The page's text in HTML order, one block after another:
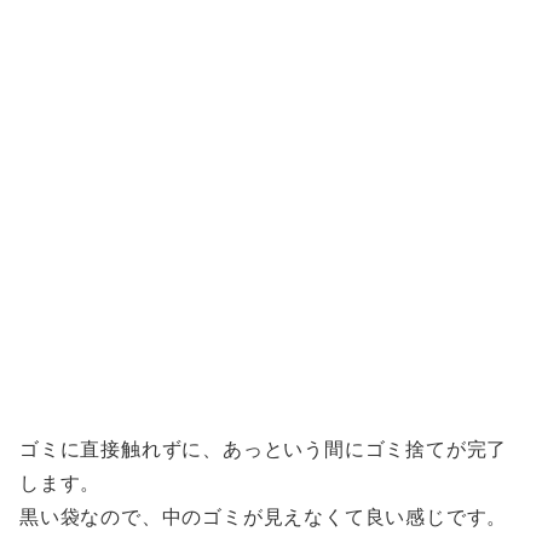
ゴミに直接触れずに、あっという間にゴミ捨てが完了
します。
黒い袋なので、中のゴミが見えなくて良い感じです。